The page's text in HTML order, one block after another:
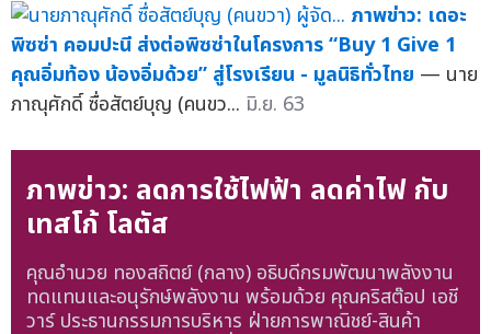
ภาพข่าว: เดอะ
พิซซ่า คอมปะนี ส่งต่อพิซซ่าในโครงการ “Buy 1 Give 1
คุณอิ่มท้อง น้องอิ่มด้วย” สู่โรงเรียน - มูลนิธิทั่วไทย — นาย
ภาณุศักดิ์ ซื่อสัตย์บุญ (คนขว... มิ.ย. 63
ภาพข่าว: ลดการใช้ไฟฟ้า ลดค่าไฟ กับ
เทสโก้ โลตัส
คุณอำนวย ทองสถิตย์ (กลาง) อธิบดีกรมพัฒนาพลังงาน
ทดแทนและอนุรักษ์พลังงาน พร้อมด้วย คุณคริสต๊อป เอชี
วาร์ ประธานกรรมการบริหาร ฝ่ายการพาณิชย์-สินค้า